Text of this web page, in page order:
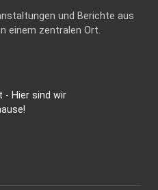
und Berichte aus
einem zentralen Ort.